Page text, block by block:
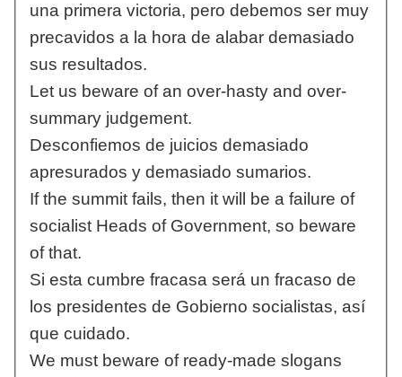
una primera victoria, pero debemos ser muy
precavidos a la hora de alabar demasiado
sus resultados.
Let us beware of an over-hasty and over-
summary judgement.
Desconfiemos de juicios demasiado
apresurados y demasiado sumarios.
If the summit fails, then it will be a failure of
socialist Heads of Government, so beware
of that.
Si esta cumbre fracasa será un fracaso de
los presidentes de Gobierno socialistas, así
que cuidado.
We must beware of ready-made slogans